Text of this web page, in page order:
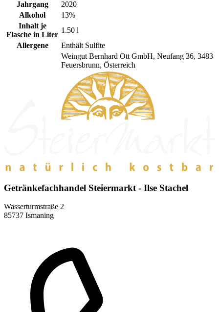
Jahrgang
2020
Alkohol
13%
Inhalt je
Flasche in Liter
1.50 l
Allergene
Enthält Sulfite
Weingut Bernhard Ott GmbH, Neufang 36, 3483
Feuersbrunn, Österreich
Getränkefachhandel Steiermarkt - Ilse Stachel
Wasserturmstraße 2
85737 Ismaning